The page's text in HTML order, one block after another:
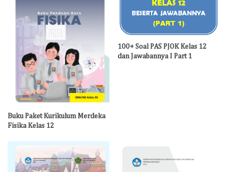
Buku Paket Kurikulum Merdeka
Fisika Kelas 12
100+ Soal PAS PJOK Kelas 12
dan Jawabannya I Part 1